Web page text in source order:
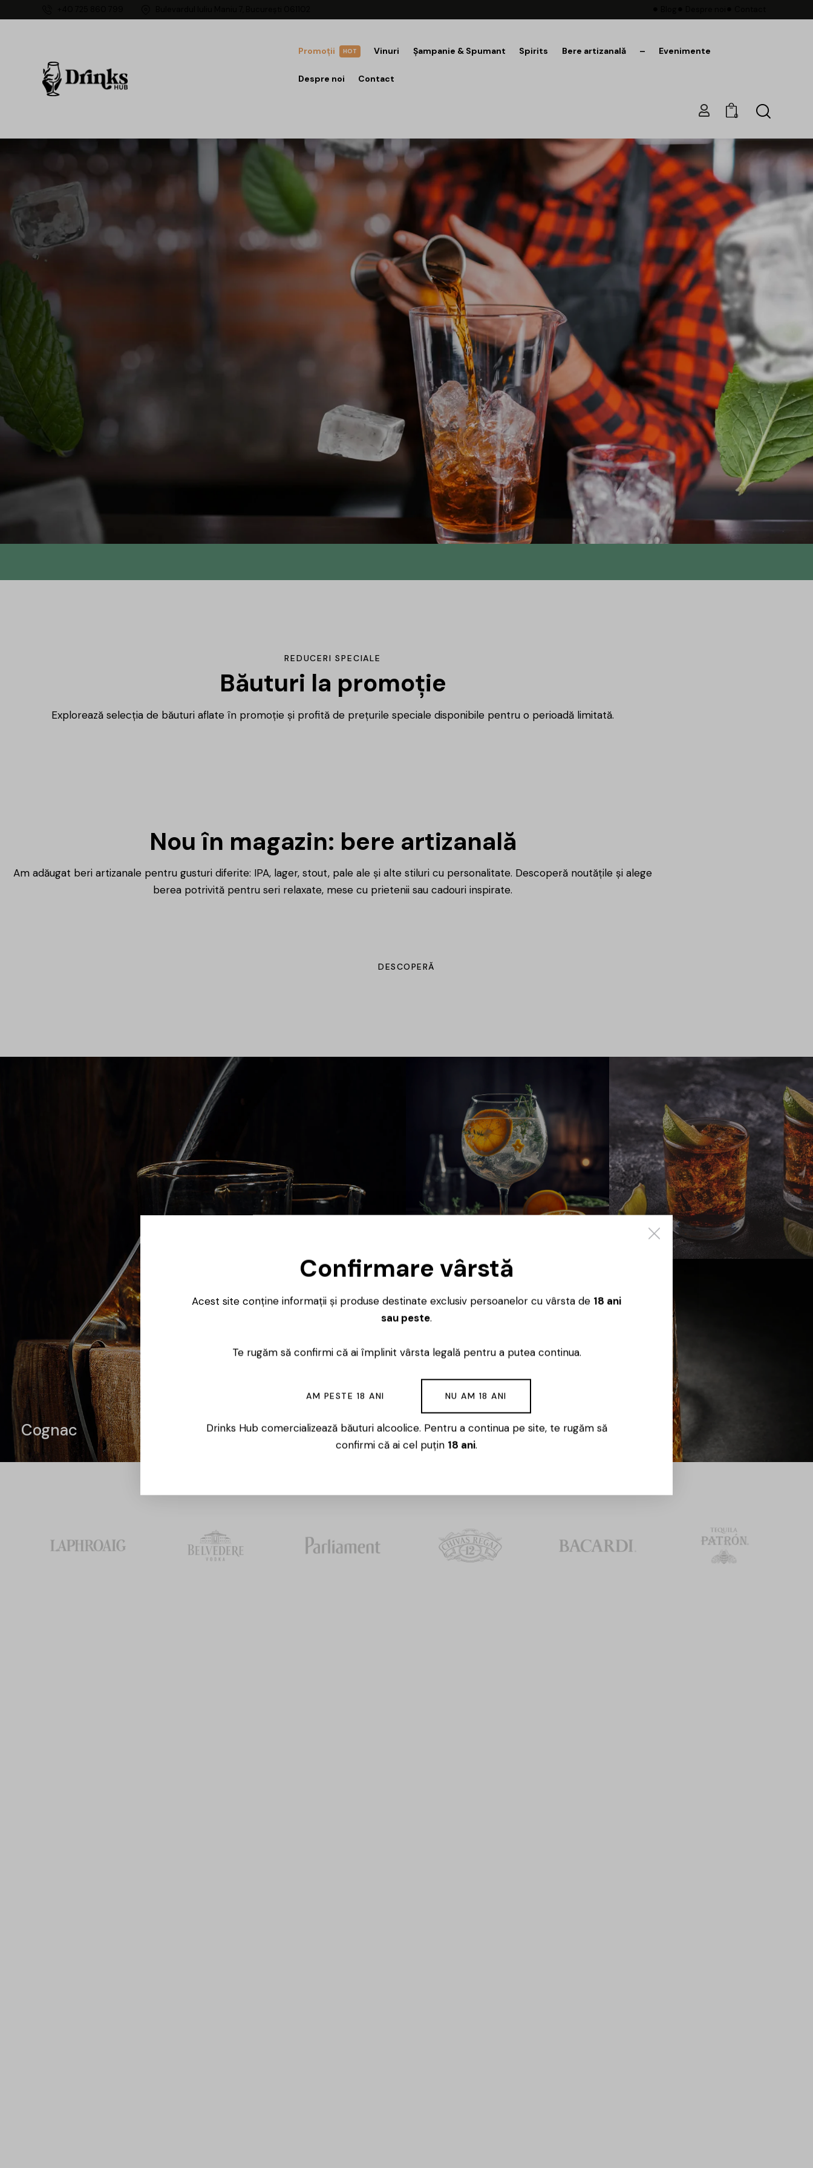
HOT
Promoții Vinuri Șampanie & Spumant Spirits Bere artizanală – Evenimente
Despre noi Contact
0
Din
DrinksHu
b
Află mai multe
REDUCERI SPECIALE
Băuturi la promoție
Explorează selecția de băuturi aflate în promoție și profită de prețurile speciale disponibile pentru o perioadă limitată.
Nou în magazin: bere artizanală
Am adăugat beri artizanale pentru gusturi diferite: IPA, lager, stout, pale ale și alte stiluri cu personalitate. Descoperă noutățile și alege
berea potrivită pentru seri relaxate, mese cu prietenii sau cadouri inspirate.
DESCOPERĂ
Cognac
Rom
Whisky
Confirmare vârstă
Acest site conține informații și produse destinate exclusiv persoanelor cu vârsta de 18 ani
sau peste.
Te rugăm să confirmi că ai împlinit vârsta legală pentru a putea continua.
AM PESTE 18 ANI NU AM 18 ANI
Drinks Hub comercializează băuturi alcoolice. Pentru a continua pe site, te rugăm să
confirmi că ai cel puțin 18 ani.